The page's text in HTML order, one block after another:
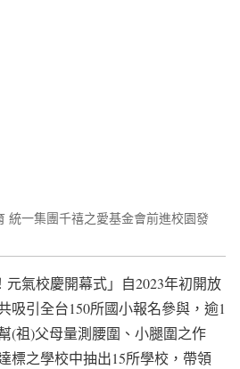
統一集團千禧之愛基金會前進校園發
元氣校慶開幕式」自2023年初開放
吸引全台150所國小報名參與，逾1
(祖)父母量測腰圍、小腿圍之作
標之學校中抽出15所學校，帶領